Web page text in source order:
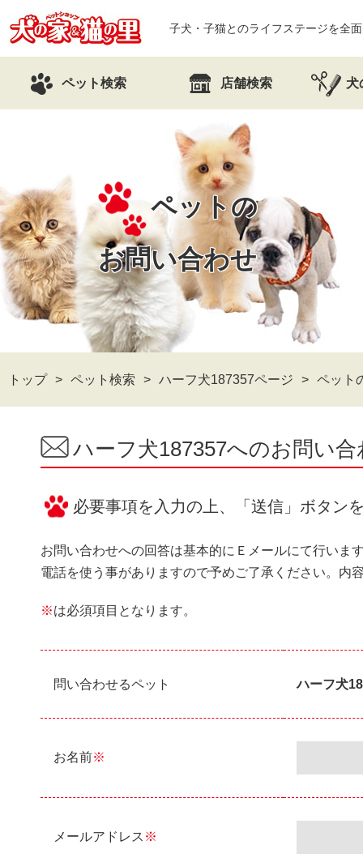
子犬・子猫とのライフステージを全
ペット検索 店舗検索 犬
ペットの
お問い合わせ
トップ ペット検索 ハーフ犬187357ページ ペット
ハーフ犬187357へのお問い
必要事項を入力の上、「送信」ボタン
お問い合わせへの回答は基本的にＥメールにて行いま
電話を使う事がありますので予めご了承ください。内
※は必須項目となります。
問い合わせるペット ハーフ犬
お名前※
メールアドレス ※